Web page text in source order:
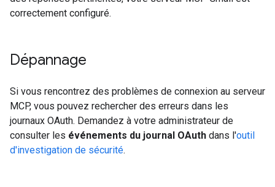
correctement configuré.
Dépannage
Si vous rencontrez des problèmes de connexion au serveur
MCP, vous pouvez rechercher des erreurs dans les
journaux OAuth. Demandez à votre administrateur de
consulter les événements du journal OAuth dans l'outil
d'investigation de sécurité.